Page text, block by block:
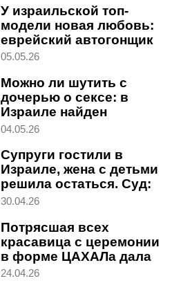
У израильской топ-
модели новая любовь:
еврейский автогонщик
из Канады
05.05.26
Можно ли шутить с
дочерью о сексе: в
Израиле найден
научный ответ
04.05.26
Супруги гостили в
Израиле, жена с детьми
решила остаться. Суд:
ты похитила детей
30.04.26
Потрясшая всех
красавица с церемонии
в форме ЦАХАЛа дала
особое интервью
24.04.26